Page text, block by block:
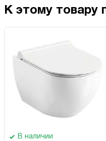
К этому товару
В наличии